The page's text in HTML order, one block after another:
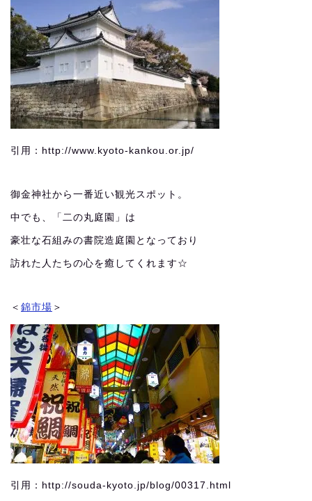
引用：http://www.kyoto-kankou.or.jp/
御金神社から一番近い観光スポット。
中でも、「二の丸庭園」は
豪壮な石組みの書院造庭園となっており
訪れた人たちの心を癒してくれます☆
＜ 錦市場 ＞
引用：http://souda-kyoto.jp/blog/00317.html